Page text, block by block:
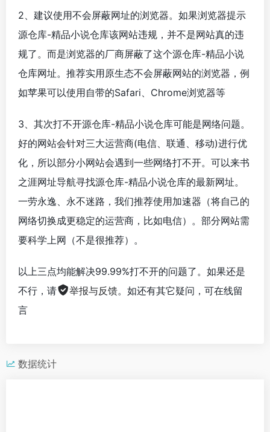
2、建议使用不会屏蔽网址的浏览器。如果浏览器提示
源仓库-精品小说仓库该网站违规，并不是网站真的违
规了。而是浏览器的厂商屏蔽了这个源仓库-精品小说
仓库网址。推荐实用原生态不会屏蔽网站的浏览器，例
如苹果可以使用自带的Safari、Chrome浏览器等
3、其次打不开源仓库-精品小说仓库可能是网络问题。
好的网站会针对三大运营商(电信、联通、移动)进行优
化，所以部分小网站会遇到一些网络打不开。可以来书
之涯网址导航寻找源仓库-精品小说仓库的最新网址。
一劳永逸、永不迷路，我们推荐使用加速器（将自己的
网络切换成更稳定的运营商，比如电信）。部分网站需
要科学上网（不是很推荐）。
以上三点均能解决99.99%打不开的问题了。如果还是
不行，请
举报与反馈。如还有其它疑问，可在线留
言
数据统计